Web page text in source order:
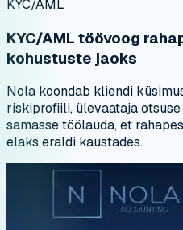
KYC/AML
KYC/AML töövoog
kohustuste jaoks
Nola koondab kliendi
riskiprofiili, ülevaataja
samasse töölauda, et
elaks eraldi kaustades.